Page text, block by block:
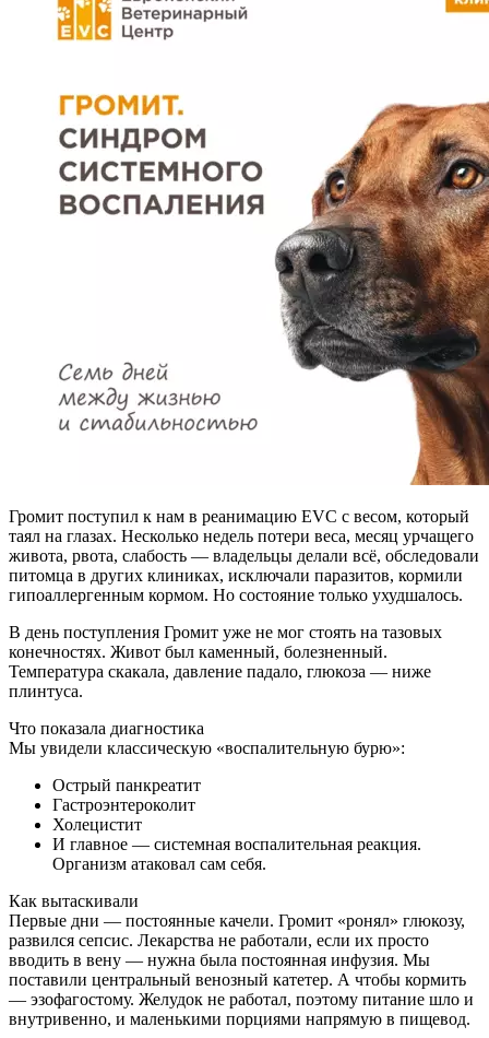
Громит поступил к нам в реанимацию EVC с весом, который
таял на глазах. Несколько недель потери веса, месяц урчащего
живота, рвота, слабость — владельцы делали всё, обследовали
питомца в других клиниках, исключали паразитов, кормили
гипоаллергенным кормом. Но состояние только ухудшалось.
В день поступления Громит уже не мог стоять на тазовых
конечностях. Живот был каменный, болезненный.
Температура скакала, давление падало, глюкоза — ниже
плинтуса.
Что показала диагностика
Мы увидели классическую «воспалительную бурю»:
Острый панкреатит
Гастроэнтероколит
Холецистит
И главное — системная воспалительная реакция.
Организм атаковал сам себя.
Как вытаскивали
Первые дни — постоянные качели. Громит «ронял» глюкозу,
развился сепсис. Лекарства не работали, если их просто
вводить в вену — нужна была постоянная инфузия. Мы
поставили центральный венозный катетер. А чтобы кормить
— эзофагостому. Желудок не работал, поэтому питание шло и
внутривенно, и маленькими порциями напрямую в пищевод.